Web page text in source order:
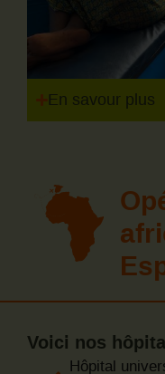
En savour plus
Voici nos
Hôpital